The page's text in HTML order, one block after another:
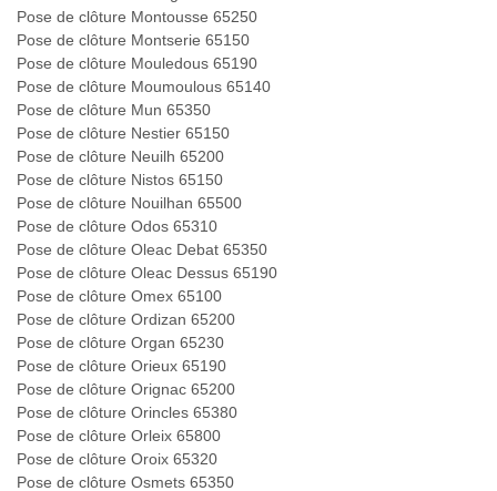
Pose de clôture Montousse 65250
Pose de clôture Montserie 65150
Pose de clôture Mouledous 65190
Pose de clôture Moumoulous 65140
Pose de clôture Mun 65350
Pose de clôture Nestier 65150
Pose de clôture Neuilh 65200
Pose de clôture Nistos 65150
Pose de clôture Nouilhan 65500
Pose de clôture Odos 65310
Pose de clôture Oleac Debat 65350
Pose de clôture Oleac Dessus 65190
Pose de clôture Omex 65100
Pose de clôture Ordizan 65200
Pose de clôture Organ 65230
Pose de clôture Orieux 65190
Pose de clôture Orignac 65200
Pose de clôture Orincles 65380
Pose de clôture Orleix 65800
Pose de clôture Oroix 65320
Pose de clôture Osmets 65350